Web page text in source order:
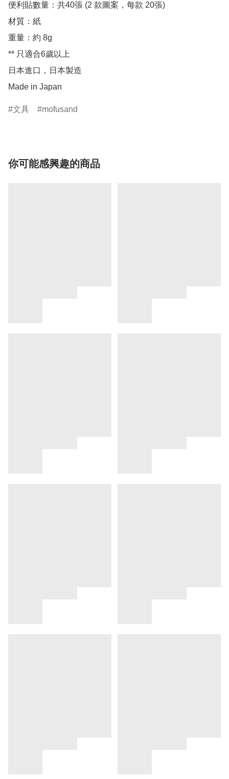
便利貼數量：共40張 (2 款圖案，每款 20張)
材質：紙
重量：約 8g
** 只適合6歲以上
日本進口，日本製造
Made in Japan
文具 mofusand
你可能感興趣的商品